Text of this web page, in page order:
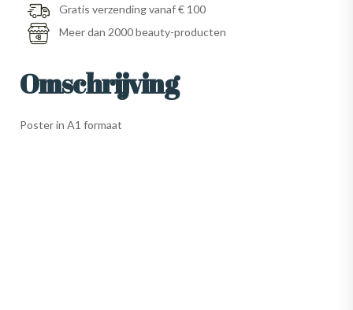
Gratis verzending vanaf € 100
Meer dan 2000 beauty-producten
Omschrijving
Poster in A1 formaat